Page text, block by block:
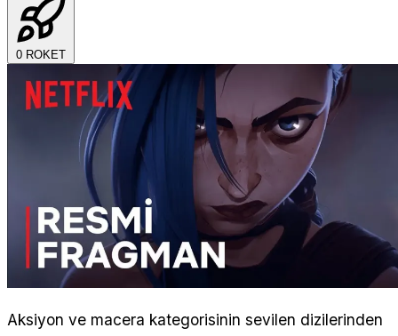
0 ROKET
Aksiyon ve macera kategorisinin sevilen dizilerinden